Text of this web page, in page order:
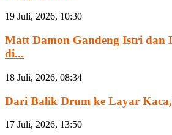
19 Juli, 2026, 10:30
Matt Damon Gandeng Istri dan
di...
18 Juli, 2026, 08:34
Dari Balik Drum ke Layar
17 Juli, 2026, 13:50